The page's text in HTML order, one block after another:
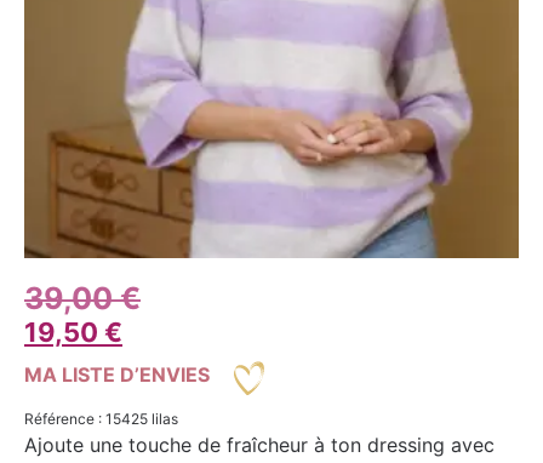
39,00€
19,50 €
MA LISTE D’ENVIES
Référence : 15425 lilas
Ajoute une touche de fraîcheur à ton dressing avec